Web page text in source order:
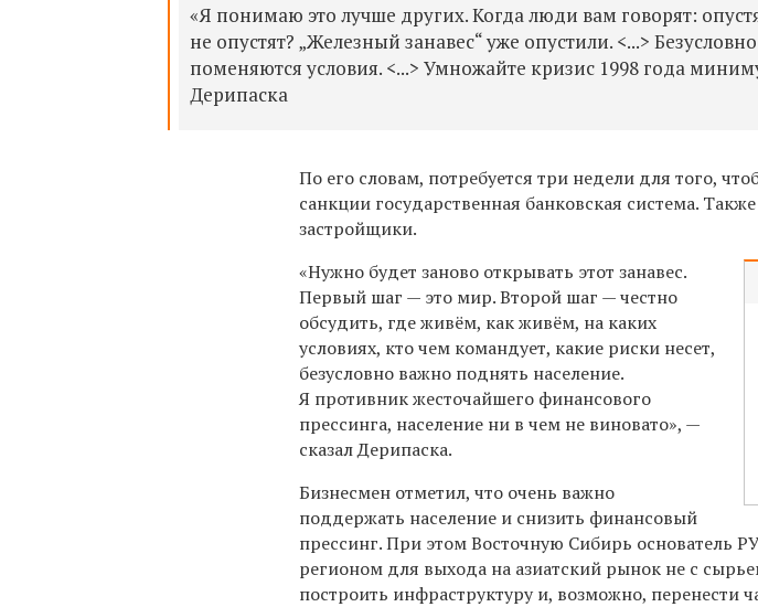
«Я понимаю это лучше других. Когда люди вам говорят:
не опустят? „Железный занавес“ уже опустили. <...>
поменяются условия. <...> Умножайте кризис 1998 года
Дерипаска
По его словам, потребуется три недели для того,
санкции государственная банковская система.
застройщики.
«Нужно будет заново открывать этот занавес.
Первый шаг — это мир. Второй шаг — честно
обсудить, где живём, как живём, на каких
условиях, кто чем командует, какие риски несет,
безусловно важно поднять население.
Я противник жесточайшего финансового
прессинга, население ни в чем не виновато», —
сказал Дерипаска.
Бизнесмен отметил, что очень важно
поддержать население и снизить финансовый
прессинг. При этом Восточную Сибирь основатель
регионом для выхода на азиатский рынок не с
построить инфраструктуру и, возможно, перенести